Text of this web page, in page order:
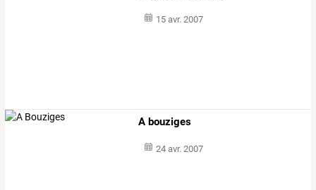
15 avr. 2007
A bouziges
24 avr. 2007